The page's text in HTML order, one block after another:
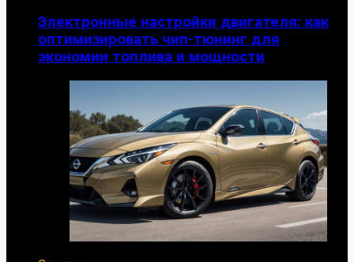
Электронные настройки двигателя: как
оптимизировать чип-тюнинг для
экономии топлива и мощности